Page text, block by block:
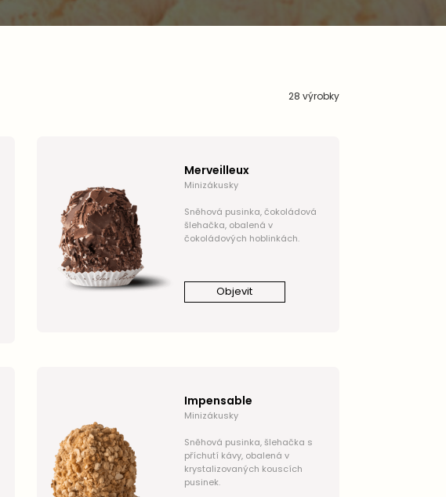
28 výrobky
Merveilleux
Minizákusky
Sněhová pusinka, čokoládová
šlehačka, obalená v
čokoládových hoblinkách.
Objevit
Impensable
Minizákusky
Sněhová pusinka, šlehačka s
příchutí kávy, obalená v
krystalizovaných kouscích
pusinek.